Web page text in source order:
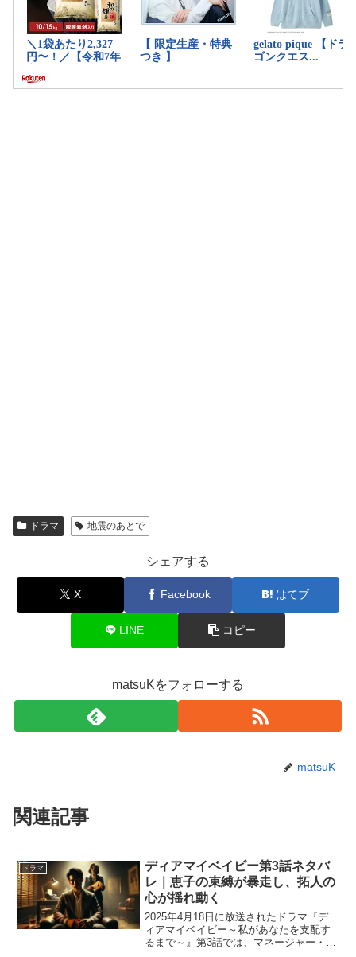
ドラマ 地震のあとで
シェアする
X Facebook はてブ
LINE コピー
matsuKをフォローする
matsuK
関連記事
ドラマ
ディアマイベイビー第3話ネタバ
レ｜恵子の束縛が暴走し、拓人の
心が揺れ動く
2025年4月18日に放送されたドラマ『デ
ィアマイベイビー～私があなたを支配す
るまで～』第3話では、マネージャー・恵